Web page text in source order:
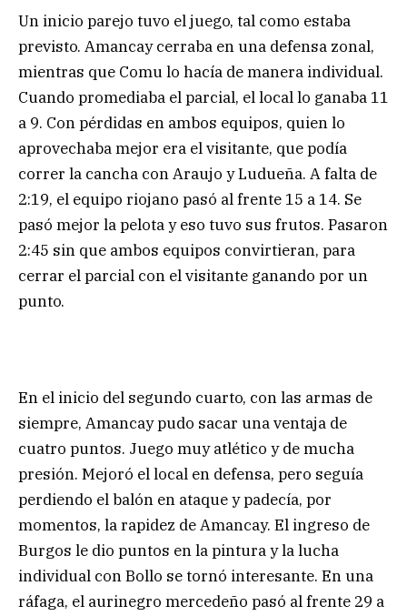
Un inicio parejo tuvo el juego, tal como estaba
previsto. Amancay cerraba en una defensa zonal,
mientras que Comu lo hacía de manera individual.
Cuando promediaba el parcial, el local lo ganaba 11
a 9. Con pérdidas en ambos equipos, quien lo
aprovechaba mejor era el visitante, que podía
correr la cancha con Araujo y Ludueña. A falta de
2:19, el equipo riojano pasó al frente 15 a 14. Se
pasó mejor la pelota y eso tuvo sus frutos. Pasaron
2:45 sin que ambos equipos convirtieran, para
cerrar el parcial con el visitante ganando por un
punto.
En el inicio del segundo cuarto, con las armas de
siempre, Amancay pudo sacar una ventaja de
cuatro puntos. Juego muy atlético y de mucha
presión. Mejoró el local en defensa, pero seguía
perdiendo el balón en ataque y padecía, por
momentos, la rapidez de Amancay. El ingreso de
Burgos le dio puntos en la pintura y la lucha
individual con Bollo se tornó interesante. En una
ráfaga, el aurinegro mercedeño pasó al frente 29 a